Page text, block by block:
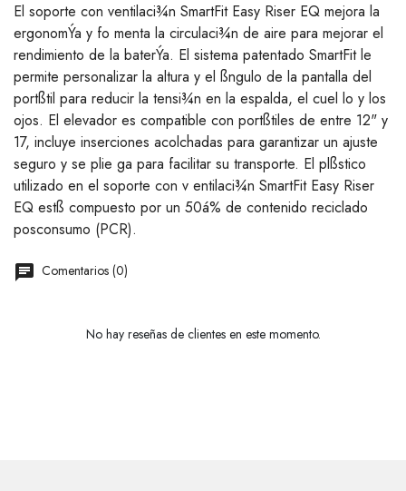
El soporte con ventilaci¾n SmartFit Easy Riser EQ mejora la
ergonomÝa y fo menta la circulaci¾n de aire para mejorar el
rendimiento de la baterÝa. El sistema patentado SmartFit le
permite personalizar la altura y el ßngulo de la pantalla del
portßtil para reducir la tensi¾n en la espalda, el cuel lo y los
ojos. El elevador es compatible con portßtiles de entre 12" y
17, incluye inserciones acolchadas para garantizar un ajuste
seguro y se plie ga para facilitar su transporte. El plßstico
utilizado en el soporte con v entilaci¾n SmartFit Easy Riser
EQ estß compuesto por un 50á% de contenido reciclado
posconsumo (PCR).
Comentarios (0)
No hay reseñas de clientes en este momento.